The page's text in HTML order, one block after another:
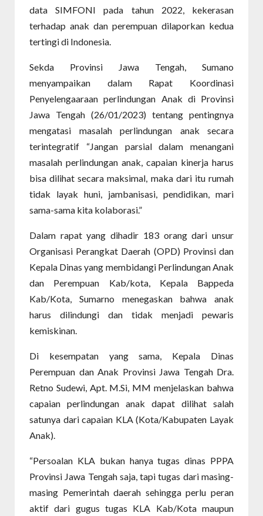
data SIMFONI pada tahun 2022, kekerasan
terhadap anak dan perempuan dilaporkan kedua
tertingi di Indonesia.
Sekda Provinsi Jawa Tengah, Sumano
menyampaikan dalam Rapat Koordinasi
Penyelengaaraan perlindungan Anak di Provinsi
Jawa Tengah (26/01/2023) tentang pentingnya
mengatasi masalah perlindungan anak secara
terintegratif “Jangan parsial dalam menangani
masalah perlindungan anak, capaian kinerja harus
bisa dilihat secara maksimal, maka dari itu rumah
tidak layak huni, jambanisasi, pendidikan, mari
sama-sama kita kolaborasi.”
Dalam rapat yang dihadir 183 orang dari unsur
Organisasi Perangkat Daerah (OPD) Provinsi dan
Kepala Dinas yang membidangi Perlindungan Anak
dan Perempuan Kab/kota, Kepala Bappeda
Kab/Kota, Sumarno menegaskan bahwa anak
harus dilindungi dan tidak menjadi pewaris
kemiskinan.
Di kesempatan yang sama, Kepala Dinas
Perempuan dan Anak Provinsi Jawa Tengah Dra.
Retno Sudewi, Apt. M.Si, MM menjelaskan bahwa
capaian perlindungan anak dapat dilihat salah
satunya dari capaian KLA (Kota/Kabupaten Layak
Anak).
“Persoalan KLA bukan hanya tugas dinas PPPA
Provinsi Jawa Tengah saja, tapi tugas dari masing-
masing Pemerintah daerah sehingga perlu peran
aktif dari gugus tugas KLA Kab/Kota maupun